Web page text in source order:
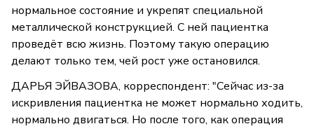
нормальное состояние и укрепят специальной
металлической конструкцией. С ней пациентка
проведёт всю жизнь. Поэтому такую операцию
делают только тем, чей рост уже остановился.
ДАРЬЯ ЭЙВАЗОВА, корреспондент: "Сейчас из-за
искривления пациентка не может нормально ходить,
нормально двигаться. Но после того, как операция